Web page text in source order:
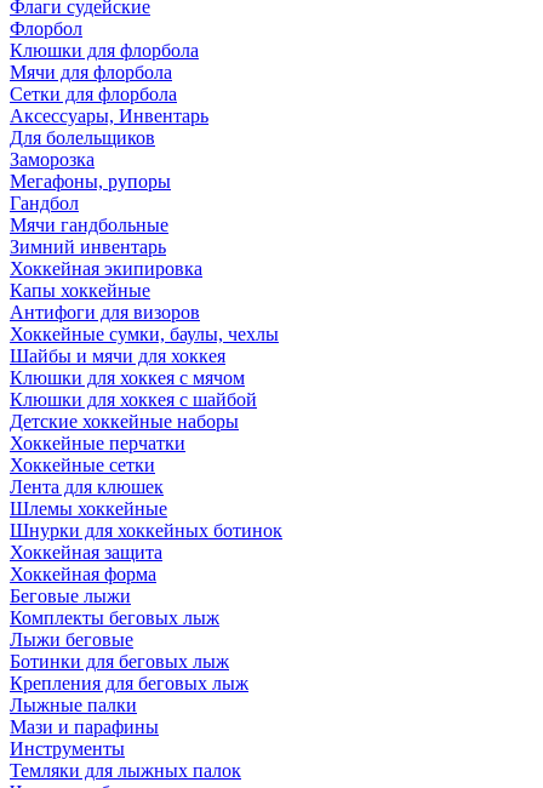
Флаги судейские
Флорбол
Клюшки для флорбола
Мячи для флорбола
Сетки для флорбола
Аксессуары, Инвентарь
Для болельщиков
Заморозка
Мегафоны, рупоры
Гандбол
Мячи гандбольные
Зимний инвентарь
Хоккейная экипировка
Капы хоккейные
Антифоги для визоров
Хоккейные сумки, баулы, чехлы
Шайбы и мячи для хоккея
Клюшки для хоккея с мячом
Клюшки для хоккея с шайбой
Детские хоккейные наборы
Хоккейные перчатки
Хоккейные сетки
Лента для клюшек
Шлемы хоккейные
Шнурки для хоккейных ботинок
Хоккейная защита
Хоккейная форма
Беговые лыжи
Комплекты беговых лыж
Лыжи беговые
Ботинки для беговых лыж
Крепления для беговых лыж
Лыжные палки
Мази и парафины
Инструменты
Темляки для лыжных палок